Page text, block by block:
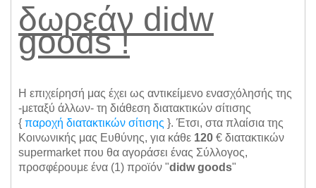
δωρεάν didw
goods !
Η επιχείρησή μας έχει ως αντικείμενο ενασχόλησής της
-μεταξύ άλλων- τη διάθεση διατακτικών σίτισης
{ παροχή διατακτικών σίτισης }. Έτσι, στα πλαίσια της
Κοινωνικής μας Ευθύνης, για κάθε 120 € διατακτικών
supermarket που θα αγοράσει ένας Σύλλογος,
προσφέρουμε ένα (1) προϊόν "didw goods"